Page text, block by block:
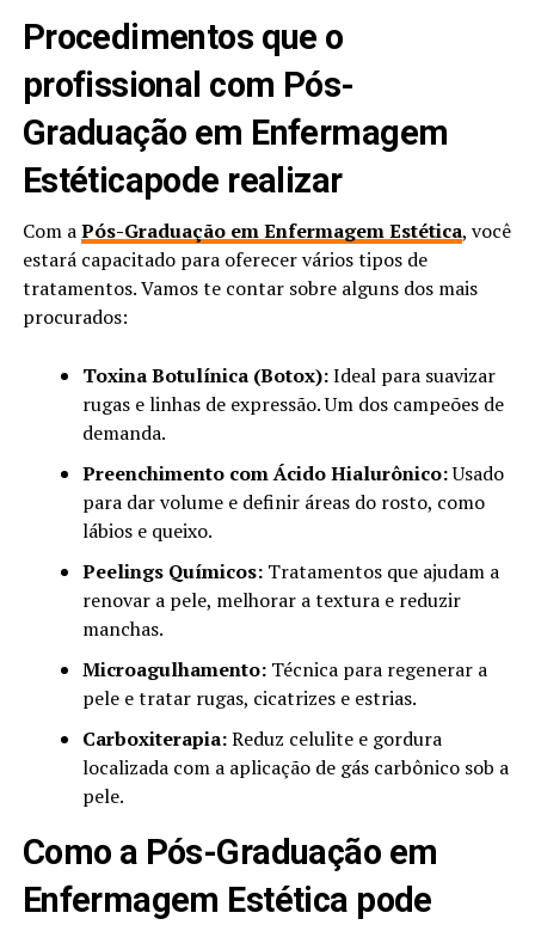
Procedimentos que o
profissional com Pós-
Graduação em Enfermagem
Estéticapode realizar
Com aPós-Graduação em Enfermagem Estética, você
estará capacitado para oferecer vários tipos de
tratamentos. Vamos te contar sobre alguns dos mais
procurados:
Toxina Botulínica (Botox):Ideal para suavizar
rugas e linhas de expressão. Um dos campeões de
demanda.
Preenchimento com Ácido Hialurônico:Usado
para dar volume e definir áreas do rosto, como
lábios e queixo.
Peelings Químicos:Tratamentos que ajudam a
renovar a pele, melhorar a textura e reduzir
manchas.
Microagulhamento:Técnica para regenerar a
pele e tratar rugas, cicatrizes e estrias.
Carboxiterapia:Reduz celulite e gordura
localizada com a aplicação de gás carbônico sob a
pele.
Como a Pós-Graduação em
Enfermagem Estética pode